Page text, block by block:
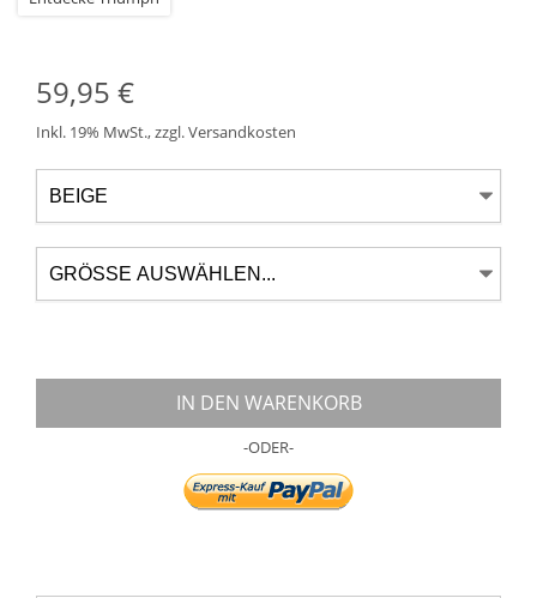
59,95 €
Inkl. 19% MwSt.,zzgl.Versandkosten
IN DEN WARENKORB
-ODER-